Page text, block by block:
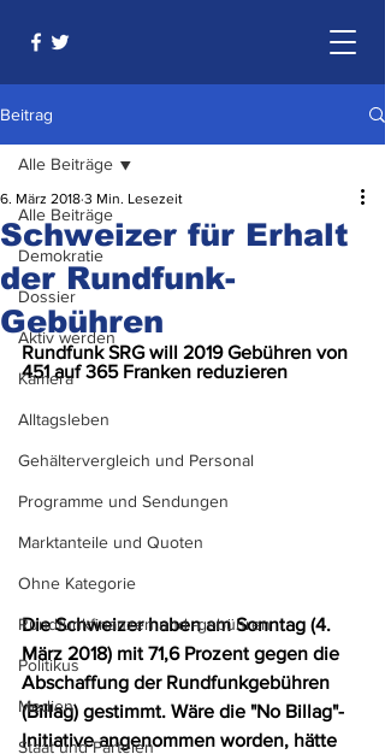
Beitrag
Alle Beiträge
Demokratie
Dossier
Aktiv werden
Kamera
Alltagsleben
Gehältervergleich und Personal
Programme und Sendungen
Marktanteile und Quoten
Ohne Kategorie
Rundfunkfinanzen und -gebühren
Politikus
Medien
Staat und Parteien
Alle Beiträge
Schweizer für Erhalt
der Rundfunk-
Gebühren
6. März 2018 3 Min. Lesezeit
Rundfunk SRG will 2019 Gebühren von
451 auf 365 Franken reduzieren
Die Schweizer haben am Sonntag (4.
März 2018) mit 71,6 Prozent gegen die
Abschaffung der Rundfunkgebühren
(Billag) gestimmt. Wäre die "No Billag"-
Initiative angenommen worden, hätte